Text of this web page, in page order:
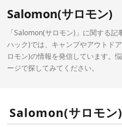
Salomon(サロモン)
「Salomon(サロモン)」に関する
ハック)では、キャンプやアウトド
ロモン)の情報を発信しています。
ージで探してみてください。
Salomon(サロモン